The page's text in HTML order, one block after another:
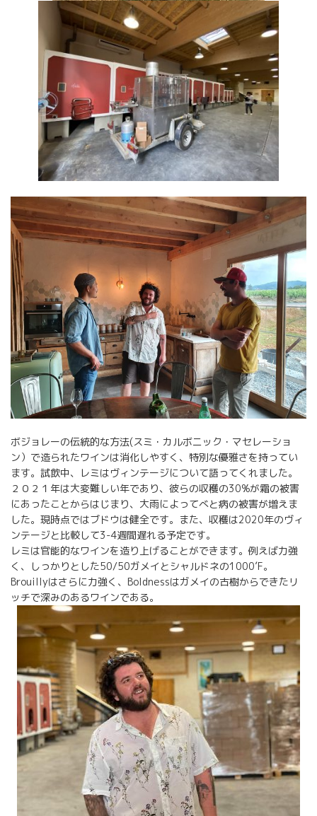
ボジョレーの伝統的な方法(スミ・カルボニック・マセレーショ
ン）で造られたワインは消化しやすく、特別な優雅さを持ってい
ます。試飲中、レミはヴィンテージについて語ってくれました。
２０２１年は大変難しい年であり、彼らの収穫の30%が霜の被害
にあったことからはじまり、大雨によってべと病の被害が増えま
した。現時点ではブドウは健全です。また、収穫は2020年のヴィ
ンテージと比較して3-4週間遅れる予定です。
レミは官能的なワインを造り上げることができます。例えば力強
く、しっかりとした50/50ガメイとシャルドネの1000’F。
Brouillyはさらに力強く、Boldnessはガメイの古樹からできたリ
ッチで深みのあるワインである。